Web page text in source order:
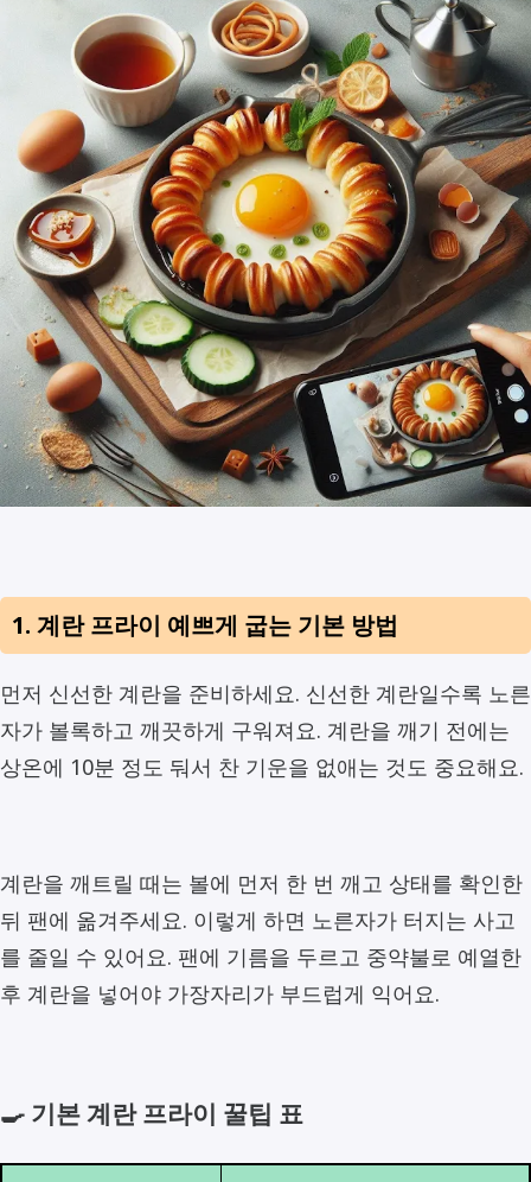
1. 계란 프라이 예쁘게 굽는 기본 방법
먼저 신선한 계란을 준비하세요. 신선한 계란일수록 노른
자가 볼록하고 깨끗하게 구워져요. 계란을 깨기 전에는
상온에 10분 정도 둬서 찬 기운을 없애는 것도 중요해요.
계란을 깨트릴 때는 볼에 먼저 한 번 깨고 상태를 확인한
뒤 팬에 옮겨주세요. 이렇게 하면 노른자가 터지는 사고
를 줄일 수 있어요. 팬에 기름을 두르고 중약불로 예열한
후 계란을 넣어야 가장자리가 부드럽게 익어요.
🍳 기본 계란 프라이 꿀팁 표